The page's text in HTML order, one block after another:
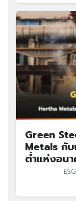
Green
Metals กั
ต่ำแห่งอน